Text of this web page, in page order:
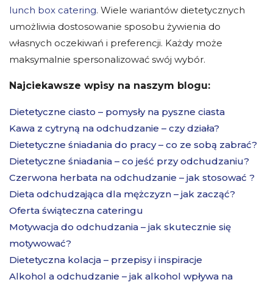
lunch box catering. Wiele wariantów dietetycznych
umożliwia dostosowanie sposobu żywienia do
własnych oczekiwań i preferencji. Każdy może
maksymalnie spersonalizować swój wybór.
Najciekawsze wpisy na naszym blogu:
Dietetyczne ciasto – pomysły na pyszne ciasta
Kawa z cytryną na odchudzanie – czy działa?
Dietetyczne śniadania do pracy – co ze sobą zabrać?
Dietetyczne śniadania – co jeść przy odchudzaniu?
Czerwona herbata na odchudzanie – jak stosować ?
Dieta odchudzająca dla mężczyzn – jak zacząć?
Oferta świąteczna cateringu
Motywacja do odchudzania – jak skutecznie się
motywować?
Dietetyczna kolacja – przepisy i inspiracje
Alkohol a odchudzanie – jak alkohol wpływa na